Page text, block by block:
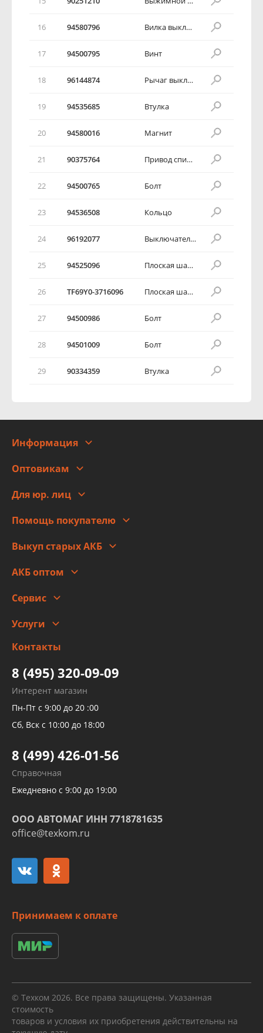
16 94580796 Вилка выключения сцепления
17 94500795 Винт
18 96144874 Рычаг выключения сцепления
19 94535685 Втулка
20 94580016 Магнит
21 90375764 Привод спидометра в сборе
22 94500765 Болт
23 94536508 Кольцо
24 96192077 Выключатель ламп заднего хода в сборе
25 94525096 Плоская шайба
26 TF69Y0-3716096 Плоская шайба
27 94500986 Болт
28 94501009 Болт
29 90334359 Втулка
Информация
Адреса
Новости
Правовая информация
Оптовикам
Для юр. лиц
Помощь покупателю
Оплата
Гарантии и возврат
Выкуп старых АКБ
АКБ оптом
Сервис
Заправка кондиционера авто
Детейлинг
Услуги
высокого давления
Тормозных трубок
Рукавов гидроусилителей
Рукавов компрессоров и турбин
Трубок кондиционеров
Развертка пайка медных стальных
алюминиевых трубок и штуцеров
Контакты
8 (495) 320-09-09
Интерент магазин
Пн-Пт с 9:00 до 20 :00
Сб, Вск с 10:00 до 18:00
8 (499) 426-01-56
Справочная
Ежедневно с 9:00 до 19:00
ООО АВТОМАГ ИНН 7718781635
office@texkom.ru
Принимаем к оплате
© Техком 2026. Все права защищены. Указанная
стоимость
товаров и условия их приобретения действительны на